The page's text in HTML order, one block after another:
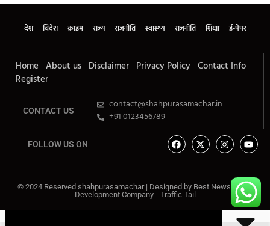
देश विदेश क्राइम राज्य राजनीति स्वास्थ्य राजनीति शिक्षा ई-पेपर
Home About us Disclaimer Privacy Policy Contact Info
Register
CONTACT US
contact@shahpurasamachar.in
+91 0123456789
FOLLOW US ON
© 2024 Reserved shahpurasamachar | Designed by Best News Portal
Development Company- Traffic Tail